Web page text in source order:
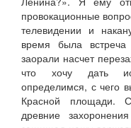
провокационные
телевидении и
время была
заорали насчет
что хочу дать
определимся, с чего
Красной площади.
древние